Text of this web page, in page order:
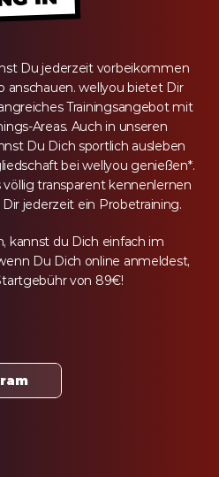
Du jederzeit vorbeikommen
anschauen. wellyou bietet Dir
Trainingsangebot mit
Areas. Auch in unseren
Du Dich sportlich ausleben
bei wellyou genießen*.
transparent kennenlernen
jederzeit ein Probetraining.
kannst du Dich einfach im
Du Dich online anmeldest,
von 89€!